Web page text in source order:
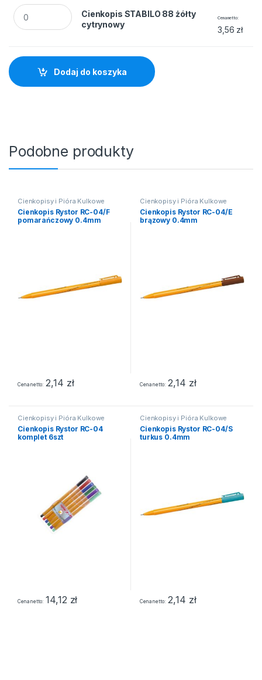
Cienkopis STABILO 88 żółty cytrynowy quantity
Cienkopis STABILO 88 żółty
cytrynowy
Cena netto
3,56 zł
Dodaj do koszyka
Podobne produkty
Cienkopisy i Pióra Kulkowe
Cienkopis Rystor RC-04/F
pomarańczowy 0.4mm
Cena netto 2,14 zł
Cienkopisy i Pióra Kulkowe
Cienkopis Rystor RC-04/E
brązowy 0.4mm
Cena netto 2,14 zł
Cienkopisy i Pióra Kulkowe
Cienkopis Rystor RC-04
komplet 6szt
Cena netto 14,12 zł
Cienkopisy i Pióra Kulkowe
Cienkopis Rystor RC-04/S
turkus 0.4mm
Cena netto 2,14 zł